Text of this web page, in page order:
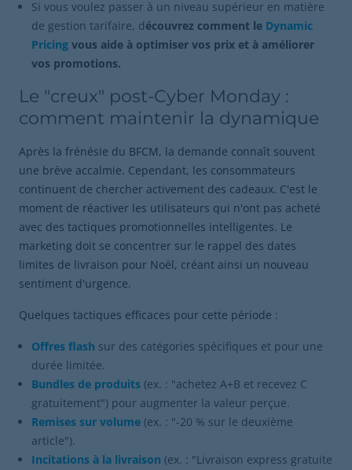
Si vous voulez passer à un niveau supérieur en matière
de gestion tarifaire, découvrez comment le Dynamic
Pricing vous aide à optimiser vos prix et à améliorer
vos promotions.
Le "creux" post-Cyber Monday :
comment maintenir la dynamique
Après la frénésie du BFCM, la demande connaît souvent
une brève accalmie. Cependant, les consommateurs
continuent de chercher activement des cadeaux. C'est le
moment de réactiver les utilisateurs qui n'ont pas acheté
avec des tactiques promotionnelles intelligentes. Le
marketing doit se concentrer sur le rappel des dates
limites de livraison pour Noël, créant ainsi un nouveau
sentiment d'urgence.
Quelques tactiques efficaces pour cette période :
Offres flash sur des catégories spécifiques et pour une
durée limitée.
Bundles de produits (ex. : "achetez A+B et recevez C
gratuitement") pour augmenter la valeur perçue.
Remises sur volume (ex. : "-20 % sur le deuxième
article").
Incitations à la livraison (ex. : "Livraison express gratuite